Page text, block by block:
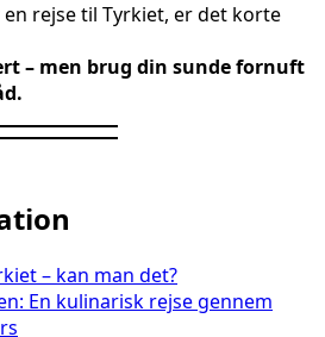
rejse til Tyrkiet, er det korte
– men brug din sunde fornuft
– kan man det?
En kulinarisk rejse gennem